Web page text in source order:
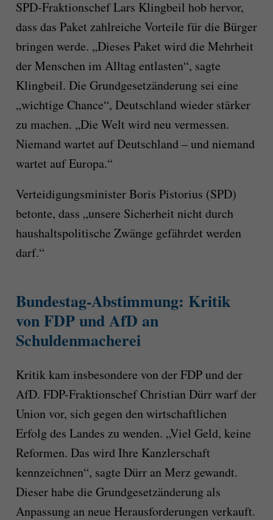
SPD-Fraktionschef Lars Klingbeil hob hervor,
dass das Paket zahlreiche Vorteile für die Bürger
bringen werde. „Dieses Paket wird die Mehrheit
der Menschen im Alltag entlasten“, sagte
Klingbeil. Die Grundgesetzänderung sei eine
„wichtige Chance“, Deutschland wieder stärker
zu machen. „Die Welt wird neu vermessen.
Niemand wartet auf Deutschland – und niemand
wartet auf Europa.“
Verteidigungsminister Boris Pistorius (SPD)
betonte, dass „unsere Sicherheit nicht durch
haushaltspolitische Zwänge gefährdet werden
darf.“
Bundestag-Abstimmung: Kritik
von FDP und AfD an
Schuldenmacherei
Kritik kam insbesondere von der FDP und der
AfD. FDP-Fraktionschef Christian Dürr warf der
Union vor, sich gegen den wirtschaftlichen
Erfolg des Landes zu wenden. „Viel Geld, keine
Reformen. Das wird Ihre Kanzlerschaft
kennzeichnen“, sagte Dürr an Merz gewandt.
Dieser habe die Grundgesetzänderung als
Anpassung an neue Herausforderungen verkauft.